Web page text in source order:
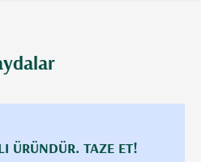
ÜRÜNDÜR. TAZE ET!